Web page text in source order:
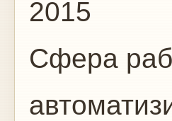
2015
Сфера